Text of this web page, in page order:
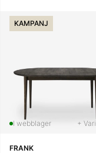
KAMPANJ
+
FRANK